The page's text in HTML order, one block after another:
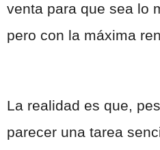
venta para que sea lo
pero con la máxima
La realidad es que,
parecer una tarea